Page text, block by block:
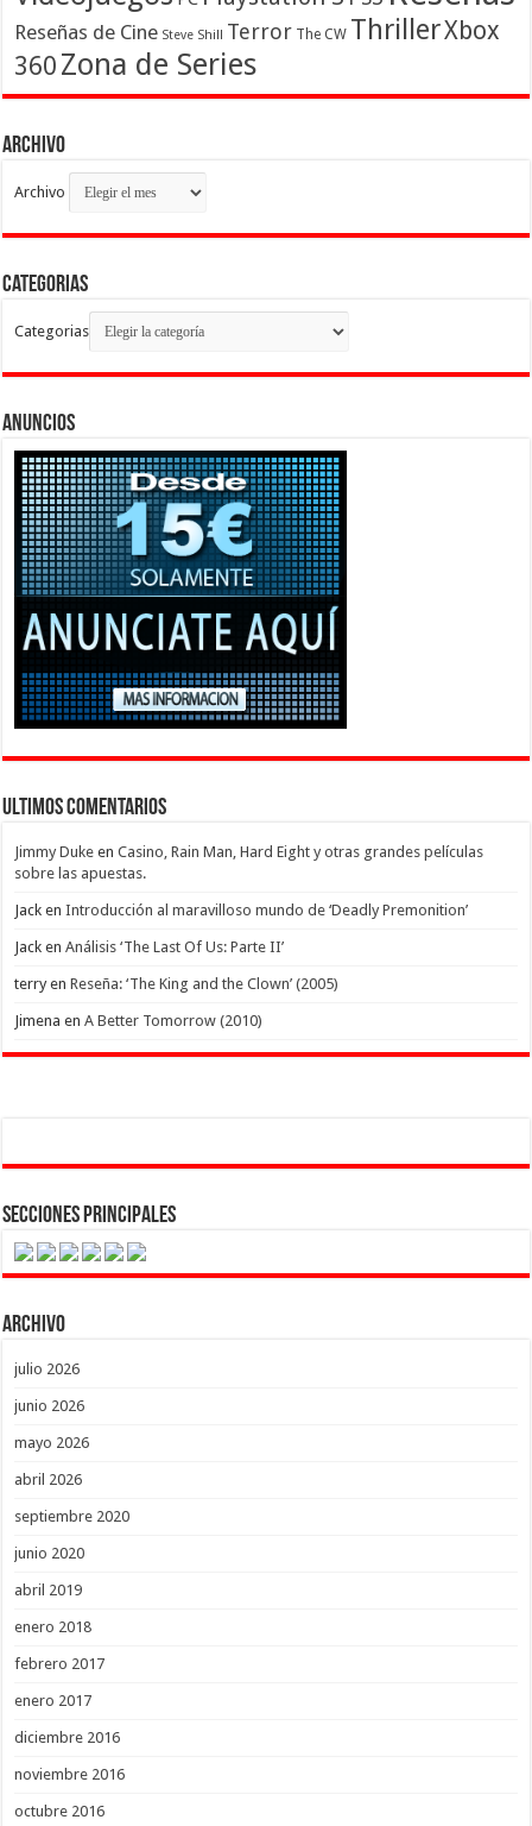
Reseñas de Cine Steve Shill Terror The CW ThrillerXbox
360 Zona de Series
Archivo
Archivo
Categorias
Categorias
Anuncios
Ultimos Comentarios
Jimmy Duke enCasino, Rain Man, Hard Eight y otras grandes películas
sobre las apuestas.
Jack enIntroducción al maravilloso mundo de ‘Deadly Premonition’
Jack enAnálisis ‘The Last Of Us: Parte II’
terryenReseña: ‘The King and the Clown’ (2005)
Jimena enA Better Tomorrow (2010)
Secciones Principales
Archivo
julio 2026
junio 2026
mayo 2026
abril 2026
septiembre 2020
junio 2020
abril 2019
enero 2018
febrero 2017
enero 2017
diciembre 2016
noviembre 2016
octubre 2016